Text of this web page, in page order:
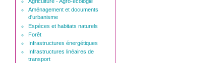
Aménagement et documents
d'urbanisme
Espèces et habitats naturels
Forêt
Infrastructures énergétiques
Infrastructures linéaires de
transport